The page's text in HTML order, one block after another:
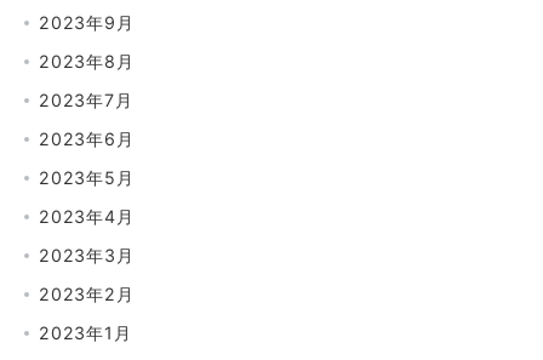
2023年9月
2023年8月
2023年7月
2023年6月
2023年5月
2023年4月
2023年3月
2023年2月
2023年1月